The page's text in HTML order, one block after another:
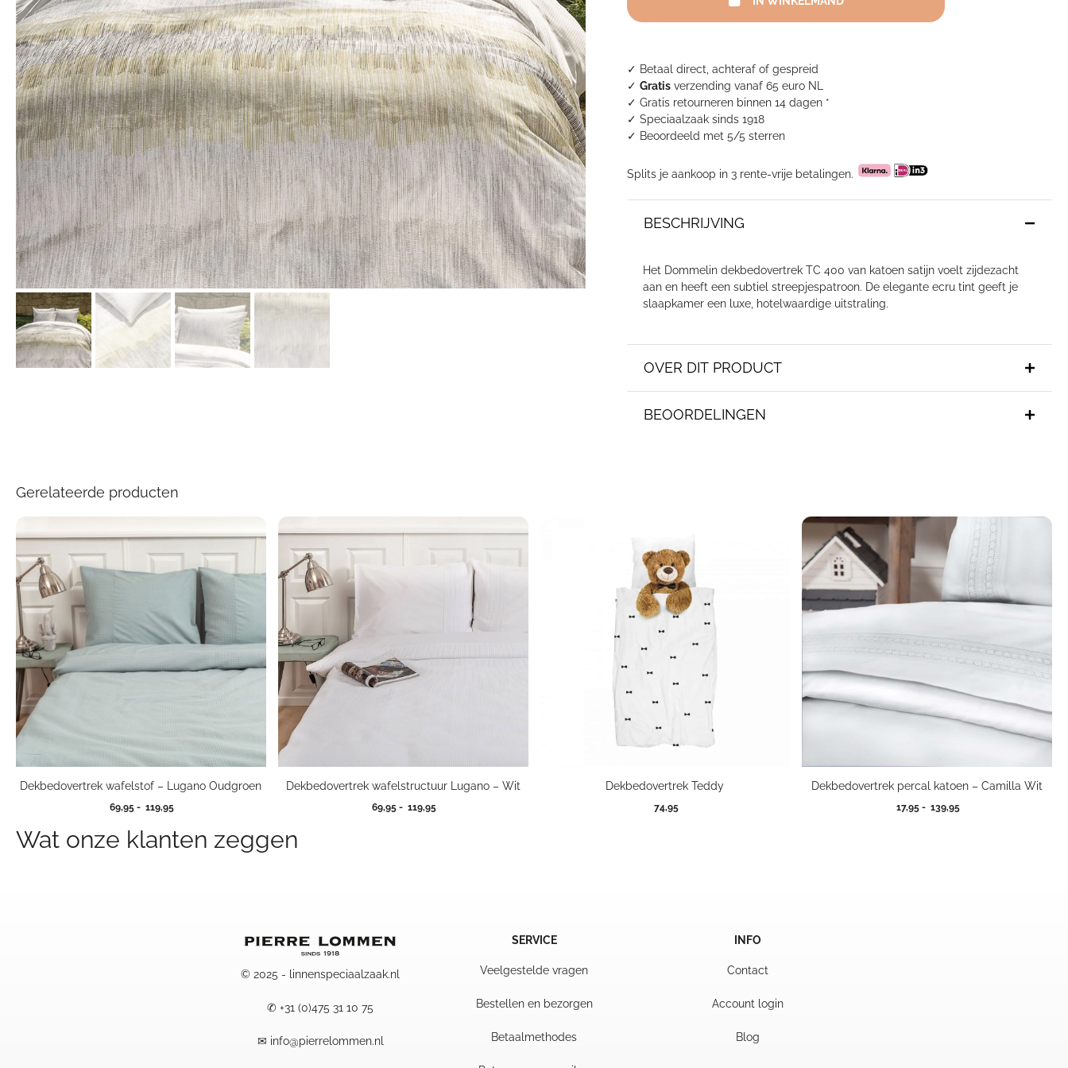
✓ Betaal direct, achteraf of gespreid
✓Gratis verzending vanaf 65 euro NL
✓ Gratis retourneren binnen 14 dagen *
✓ Speciaalzaak sinds 1918
✓ Beoordeeld met 5/5 sterren
Splits je aankoop in 3 rente-vrije betalingen.
BESCHRIJVING
Het Dommelin dekbedovertrek TC 400 van katoen satijn voelt zijdezacht
aan en heeft een subtiel streepjespatroon. De elegante ecru tint geeft je
slaapkamer een luxe, hotelwaardige uitstraling.
OVER DIT PRODUCT
BEOORDELINGEN
-
Corso
Gerelateerde producten
Dekbedovertrek wafelstof – Lugano Oudgroen
69,95 - 119,95Prijsklasse:
tot
119,95
Dekbedovertrek wafelstructuur Lugano – Wit
69,95 - 119,95
Dekbedovertrek Teddy
74,95
Dekbedovertrek percal katoen – Camilla Wit
17,95 - 139,95Prijsklasse:
Wat onze klanten zeggen
© 2025 - linnenspeciaalzaak.nl
✆ +31 (0)475 31 10 75
✉ info@pierrelommen.nl
SERVICE
Veelgestelde vragen
Bestellen en bezorgen
Betaalmethodes
INFO
Contact
Account login
Blog